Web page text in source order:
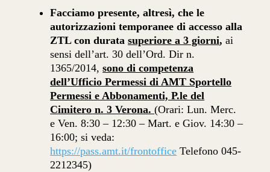
Facciamo presente, altresì, che le
autorizzazioni temporanee di accesso alla
ZTL con duratasuperiore a 3 giorni, ai
sensi dell’art. 30 dell’Ord. Dir n.
1365/2014,sono di competenza
dell’Ufficio Permessi di AMT Sportello
Permessi e Abbonamenti, P.le del
Cimitero n. 3 Verona.(Orari: Lun. Merc.
e Ven. 8:30 – 12:30 – Mart. e Giov. 14:30 –
16:00; si veda:
https://pass.amt.it/frontoffice Telefono 045-
2212345)